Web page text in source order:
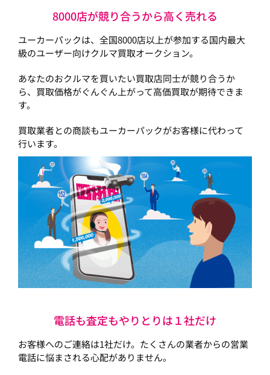
8000店が競り合うから高く売れる
ユーカーパックは、全国8000店以上が参加する国内最大
級のユーザー向けクルマ買取オークション。
あなたのおクルマを買いたい買取店同士が競り合うか
ら、買取価格がぐんぐん上がって高価買取が期待できま
す。
買取業者との商談もユーカーパックがお客様に代わって
行います。
電話も査定もやりとりは１社だけ
お客様へのご連絡は1社だけ。たくさんの業者からの営業
電話に悩まされる心配がありません。